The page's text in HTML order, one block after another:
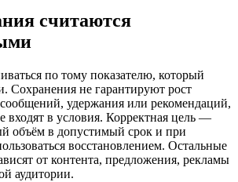
считаются
по тому показателю, который
Сохранения не гарантируют рост
удержания или рекомендаций,
входят в условия. Корректная цель —
объём в допустимый срок и при
восстановлением. Остальные
от контента, предложения, рекламы
аудитории.